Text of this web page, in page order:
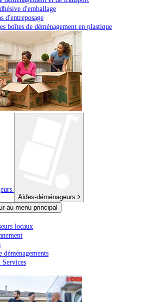
d'emballage
d'entreposage
boîtes de déménagement en plastique
Aides-déménageurs
au menu principal
locaux
déménagements
Services